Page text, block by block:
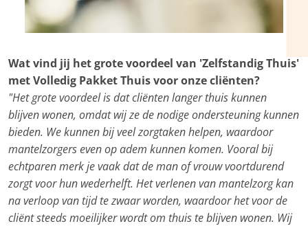
Wat vind jij het grote voordeel van 'Zelfstandig Thuis'
met Volledig Pakket Thuis voor onze cliënten?
"Het grote voordeel is dat cliënten langer thuis kunnen
blijven wonen, omdat wij ze de nodige ondersteuning kunnen
bieden. We kunnen bij veel zorgtaken helpen, waardoor
mantelzorgers even op adem kunnen komen. Vooral bij
echtparen merk je vaak dat de man of vrouw voortdurend
zorgt voor hun wederhelft. Het verlenen van mantelzorg kan
na verloop van tijd te zwaar worden, waardoor het voor de
cliënt steeds moeilijker wordt om thuis te blijven wonen. Wij